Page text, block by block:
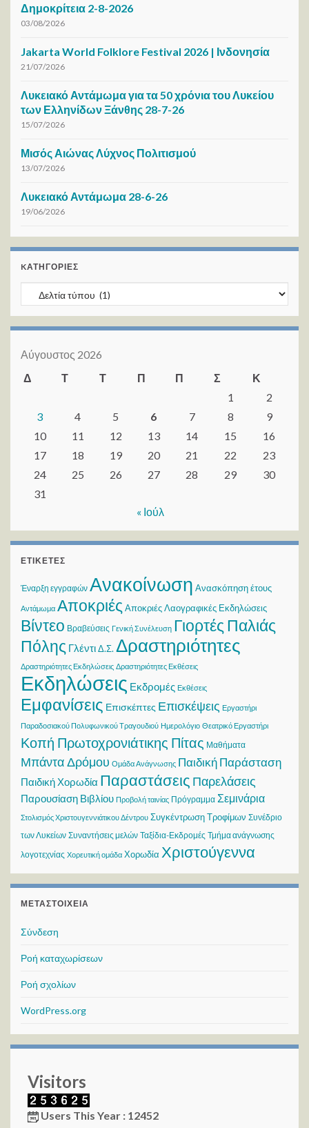
Δημοκρίτεια 2-8-2026
03/08/2026
Jakarta World Folklore Festival 2026 | Ινδονησία
21/07/2026
Λυκειακό Αντάμωμα για τα 50 χρόνια του Λυκείου
των Ελληνίδων Ξάνθης 28-7-26
15/07/2026
Μισός Αιώνας Λύχνος Πολιτισμού
13/07/2026
Λυκειακό Αντάμωμα 28-6-26
19/06/2026
KΑΤΗΓΟΡΊΕΣ
Kατηγορίες
Αύγουστος 2026
Δ
Τ Τ Π Π Σ
Κ
1
2
3
4 5 6 7 8
9
10
11 12 13 14 15
16
17
18 19 20 21 22
23
24
25 26 27 28 29
30
31
« Ιούλ
ΕΤΙΚΈΤΕΣ
Έναρξη εγγραφών Ανακοίνωση Ανασκόπηση έτους
Αντάμωμα Αποκριές Αποκριές Λαογραφικές Εκδηλώσεις
Βίντεο Βραβεύσεις Γενική Συνέλευση Γιορτές Παλιάς
Πόλης ΓλέντιΔ.Σ. Δραστηριότητες
Δραστηριότητες Εκδηλώσεις Δραστηριότητες Εκθέσεις
Εκδηλώσεις Εκδρομές Εκθέσεις
Εμφανίσεις Επισκέπτες Επισκέψεις Εργαστήρι
Παραδοσιακού Πολυφωνικού Τραγουδιού Ημερολόγιο Θεατρικό Εργαστήρι
Κοπή Πρωτοχρονιάτικης Πίτας Μαθήματα
Μπάντα Δρόμου Ομάδα Ανάγνωσης Παιδική Παράσταση
Παιδική Χορωδία Παραστάσεις Παρελάσεις
Παρουσίαση Βιβλίου Προβολή ταινίας Πρόγραμμα Σεμινάρια
Στολισμός Χριστουγεννιάτικου Δέντρου Συγκέντρωση Τροφίμων Συνέδριο
των Λυκείων Συναντήσεις μελών Ταξίδια-Εκδρομές Τμήμα ανάγνωσης
λογοτεχνίας Χορευτική ομάδα Χορωδία Χριστούγεννα
ΜΕΤΑΣΤΟΙΧΕΊΑ
Σύνδεση
Ροή καταχωρίσεων
Ροή σχολίων
WordPress.org
Visitors
Users This Year : 12452